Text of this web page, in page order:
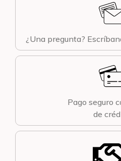
¿Una pregunta?
Pago seguro
de